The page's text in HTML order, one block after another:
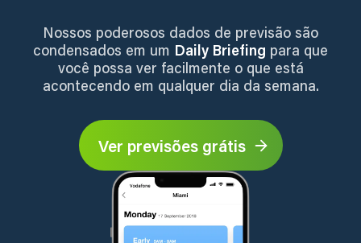
Nossos poderosos dados de previsão são
condensados em um Daily Briefing para que
você possa ver facilmente o que está
acontecendo em qualquer dia da semana.
Ver previsões grátis